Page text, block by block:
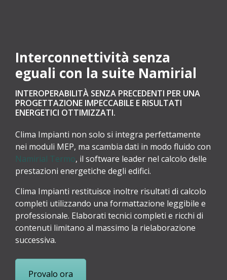
Interconnettività senza
eguali con la suite Namirial
INTEROPERABILITÀ SENZA PRECEDENTI PER UNA
PROGETTAZIONE IMPECCABILE E RISULTATI
ENERGETICI OTTIMIZZATI.
Clima Impianti non solo si integra perfettamente
nei moduli MEP, ma scambia dati in modo fluido con
Namirial Termo, il software leader nel calcolo delle
prestazioni energetiche degli edifici.
Clima Impianti restituisce inoltre risultati di calcolo
completi utilizzando una formattazione leggibile e
professionale. Elaborati tecnici completi e ricchi di
contenuti limitano al massimo la rielaborazione
successiva.
Provalo ora